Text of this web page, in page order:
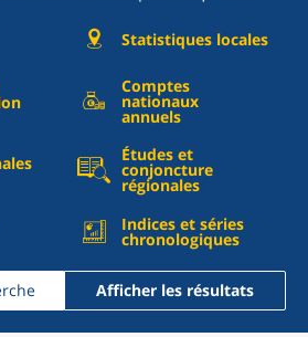
Statistiques locales
Comptes
nationaux
annuels
Études et
conjoncture
régionales
Indices et séries
chronologiques
Afficher les résultats